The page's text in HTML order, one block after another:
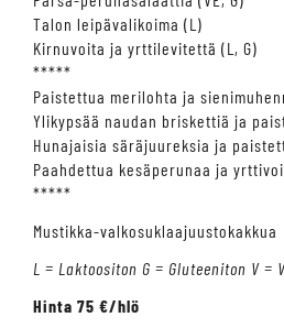
Talon leipävalikoima (L)
Kirnuvoita ja yrttilevitettä (L, G)
*****
Paistettua merilohta ja
Ylikypsää naudan briskettiä ja
Hunajaisia säräjuureksia ja
Paahdettua kesäperunaa ja
*****
Mustikka-valkosuklaajuustokakkua
L = Laktoositon G = Gluteeniton V =
Hinta 75 €/hlö